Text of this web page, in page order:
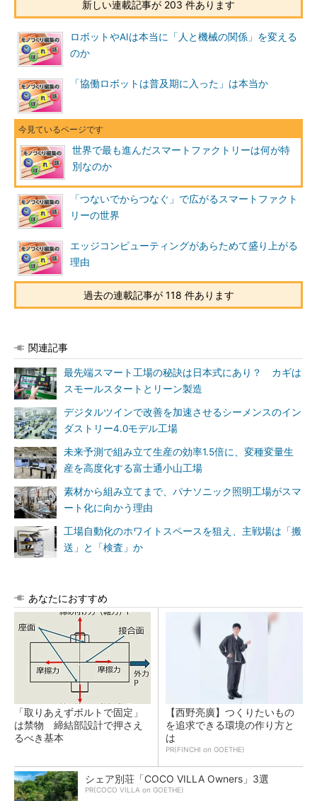
新しい連載記事が 203 件あります
ロボットやAIは本当に「人と機械の関係」を変える
のか
「協働ロボットは普及期に入った」は本当か
世界で最も進んだスマートファクトリーは何が特
別なのか
「つないでからつなぐ」で広がるスマートファクト
リーの世界
エッジコンピューティングがあらためて盛り上がる
理由
過去の連載記事が 118 件あります
関連記事
最先端スマート工場の秘訣は日本式にあり？ カギは
スモールスタートとリーン製造
デジタルツインで改善を加速させるシーメンスのイン
ダストリー4.0モデル工場
未来予測で組み立て生産の効率1.5倍に、変種変量生
産を高度化する富士通小山工場
素材から組み立てまで、パナソニック照明工場がスマ
ート化に向かう理由
工場自動化のホワイトスペースを狙え、主戦場は「搬
送」と「検査」か
あなたにおすすめ
「取りあえずボルトで固定」
は禁物 締結部設計で押さえ
るべき基本
【西野亮廣】つくりたいもの
を追求できる環境の作り方と
は
PR(FINCHI on GOETHE)
シェア別荘「COCO VILLA Owners」3選
PR(COCO VILLA on GOETHE)